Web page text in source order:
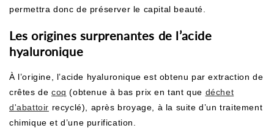
permettra donc de préserver le capital beauté.
Les origines surprenantes de l’acide
hyaluronique
À l’origine, l’acide hyaluronique est obtenu par extraction de
crêtes de coq (obtenue à bas prix en tant que déchet
d'abattoir recyclé), après broyage, à la suite d’un traitement
chimique et d’une purification.